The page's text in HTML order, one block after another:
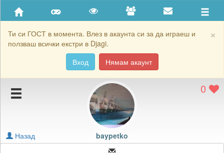
×
Ти си ГОСТ в момента. Влез в акаунта си за да играеш и
ползваш всички екстри в Djagi.
Вход
Нямам акаунт
Приятели
Хронология на игри
Подаръците на baypetko
Картичките на baypetko
Блокирай baypetko
0
baypetko
Назад